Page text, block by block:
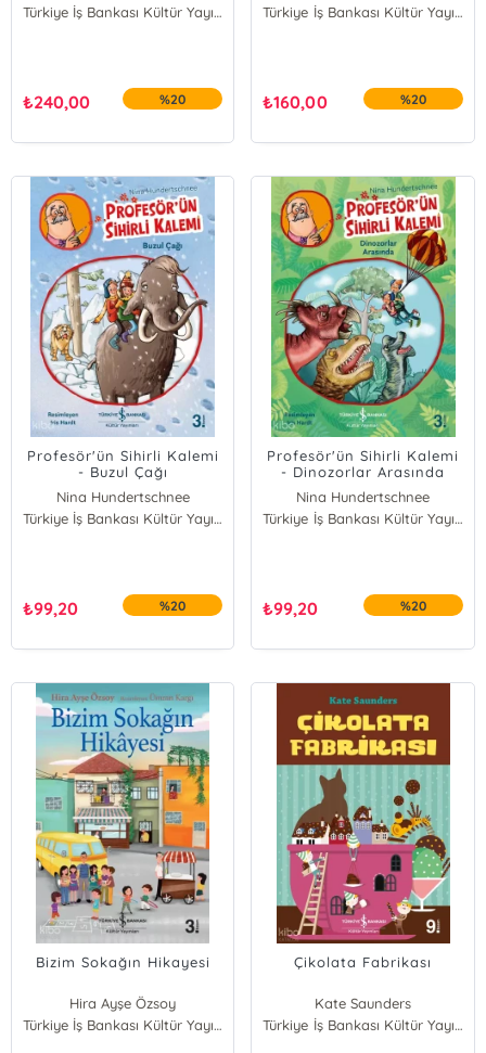
Türkiye İş Bankası Kültür Yayınları
₺240,00 %20
Türkiye İş Bankası Kültür Yayınları
₺160,00 %20
Profesör'ün Sihirli Kalemi
- Buzul Çağı
Nina Hundertschnee
Türkiye İş Bankası Kültür Yayınları
₺99,20 %20
Profesör'ün Sihirli Kalemi
- Dinozorlar Arasında
Nina Hundertschnee
Türkiye İş Bankası Kültür Yayınları
₺99,20 %20
Bizim Sokağın Hikayesi
Hira Ayşe Özsoy
Türkiye İş Bankası Kültür Yayınları
Çikolata Fabrikası
Kate Saunders
Türkiye İş Bankası Kültür Yayınları